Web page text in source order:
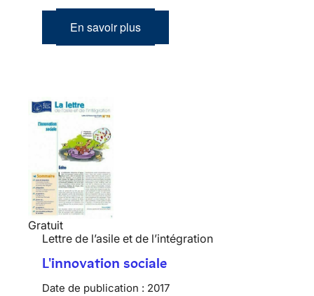
En savoir plus
Gratuit
Lettre de l’asile et de l’intégration
L'innovation sociale
Date de publication : 2017